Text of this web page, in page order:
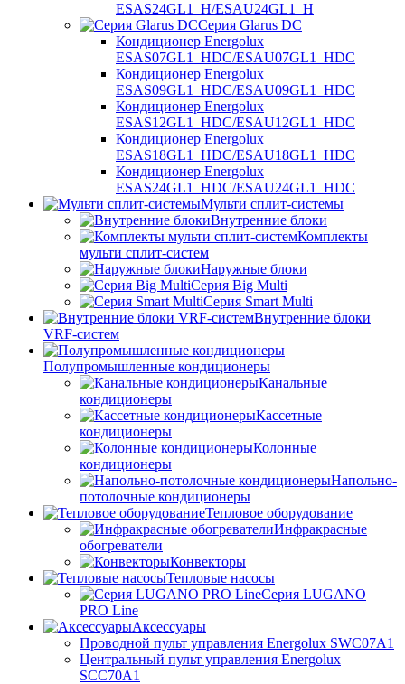
ESAS24GL1_H/ESAU24GL1_H
Серия Glarus DC
Кондиционер Energolux
ESAS07GL1_HDC/ESAU07GL1_HDC
Кондиционер Energolux
ESAS09GL1_HDC/ESAU09GL1_HDC
Кондиционер Energolux
ESAS12GL1_HDC/ESAU12GL1_HDC
Кондиционер Energolux
ESAS18GL1_HDC/ESAU18GL1_HDC
Кондиционер Energolux
ESAS24GL1_HDC/ESAU24GL1_HDC
Мульти сплит-системы
Внутренние блоки
Комплекты
мульти сплит-систем
Наружные блоки
Серия Big Multi
Серия Smart Multi
Внутренние блоки
VRF-систем
Полупромышленные кондиционеры
Канальные
кондиционеры
Кассетные
кондиционеры
Колонные
кондиционеры
Напольно-
потолочные кондиционеры
Тепловое оборудование
Инфракрасные
обогреватели
Конвекторы
Тепловые насосы
Серия LUGANO
PRO Line
Аксессуары
Проводной пульт управления Energolux SWC07A1
Центральный пульт управления Energolux
SCC70A1